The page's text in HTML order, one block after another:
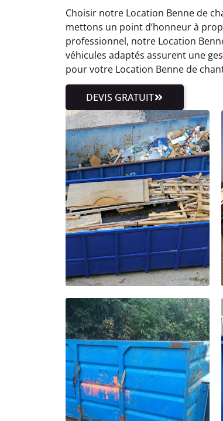
Choisir notre Location Benne de
mettons un point d’honneur à
professionnel, notre Location
véhicules adaptés assurent une
pour votre Location Benne de
DEVIS GRATUIT